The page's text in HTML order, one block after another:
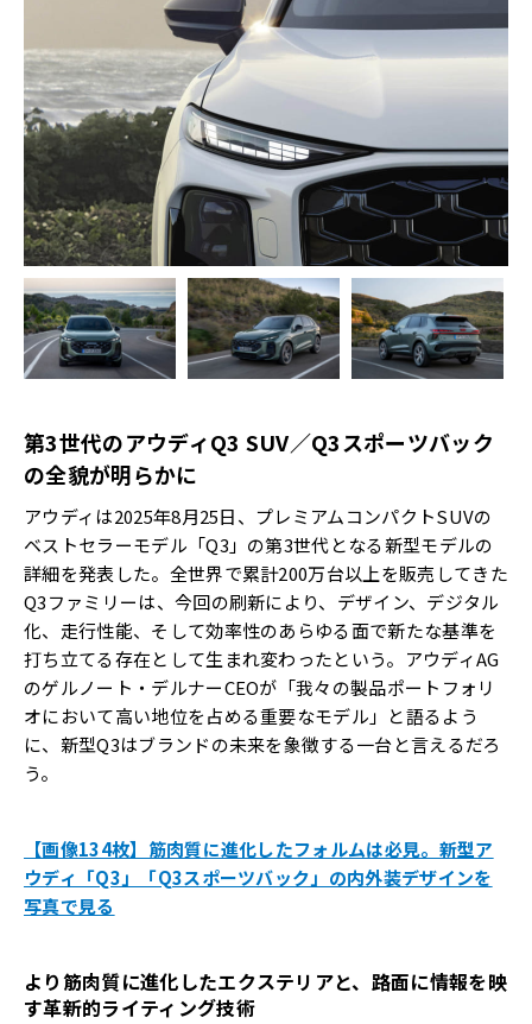
第3世代のアウディQ3 SUV／Q3スポーツバック
の全貌が明らかに
アウディは2025年8月25日、プレミアムコンパクトSUVの
ベストセラーモデル「Q3」の第3世代となる新型モデルの
詳細を発表した。全世界で累計200万台以上を販売してきた
Q3ファミリーは、今回の刷新により、デザイン、デジタル
化、走行性能、そして効率性のあらゆる面で新たな基準を
打ち立てる存在として生まれ変わったという。アウディAG
のゲルノート・デルナーCEOが「我々の製品ポートフォリ
オにおいて高い地位を占める重要なモデル」と語るよう
に、新型Q3はブランドの未来を象徴する一台と言えるだろ
う。
【画像134枚】筋肉質に進化したフォルムは必見。新型ア
ウディ「Q3」「Q3スポーツバック」の内外装デザインを
写真で見る
より筋肉質に進化したエクステリアと、路面に情報を映
す革新的ライティング技術